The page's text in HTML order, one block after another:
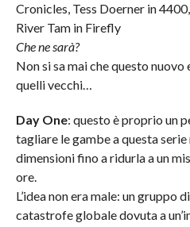
Cronicles, Tess Doerner in
River Tam in Firefly
Che ne sarà?
Non si sa mai che questo
quelli vecchi…
Day One: questo è proprio un
tagliare le gambe a questa
dimensioni fino a ridurla a un
ore.
L’idea non era male: un gruppo
catastrofe globale dovuta a